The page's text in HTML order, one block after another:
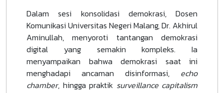
Dalam sesi konsolidasi demokrasi, Dosen
Komunikasi Universitas Negeri Malang, Dr. Akhirul
Aminullah, menyoroti tantangan demokrasi
digital yang semakin kompleks. Ia
menyampaikan bahwa demokrasi saat ini
menghadapi ancaman disinformasi, echo
chamber, hingga praktik surveillance capitalism